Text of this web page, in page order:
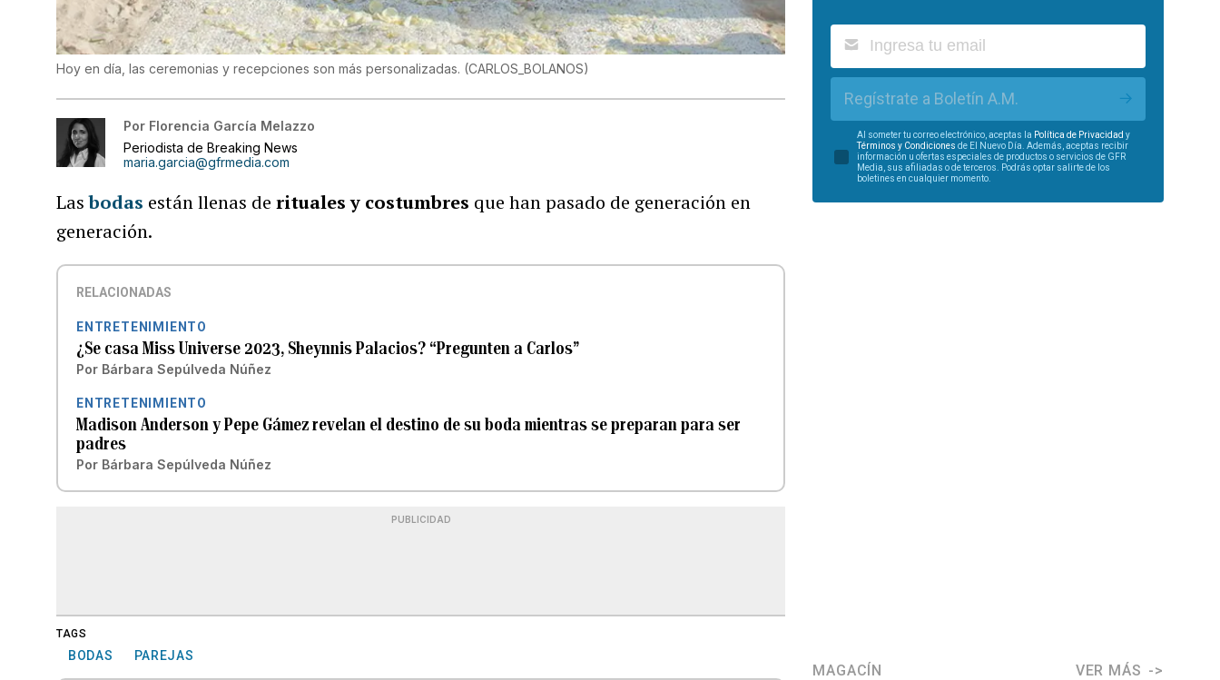
Hoy en día, las ceremonias y recepciones son más personalizadas. (CARLOS_BOLANOS)
Por Florencia García Melazzo
Periodista de Breaking News
maria.garcia@gfrmedia.com
Lasbodas están llenas derituales y costumbres que han pasado de generación en
generación.
RELACIONADAS
ENTRETENIMIENTO
¿Se casa Miss Universe 2023, Sheynnis Palacios? “Pregunten a Carlos”
Por Bárbara Sepúlveda Núñez
ENTRETENIMIENTO
Madison Anderson y Pepe Gámez revelan el destino de su boda mientras se preparan para ser
padres
Por Bárbara Sepúlveda Núñez
PUBLICIDAD
TAGS
BODAS PAREJAS
Regístrate a Boletín A.M.
Al someter tu correo electrónico, aceptas la Política de Privacidad y
Términos y Condiciones de El Nuevo Día. Además, aceptas recibir
información u ofertas especiales de productos o servicios de GFR
Media, sus afiliadas o de terceros. Podrás optar salirte de los
boletines en cualquier momento.
MAGACÍN VER MÁS